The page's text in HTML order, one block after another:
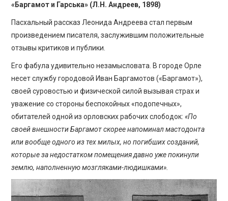
«Баргамот и Гарська» (Л.Н. Андреев, 1898)
Пасхальный рассказ Леонида Андреева стал первым
произведением писателя, заслужившим положительные
отзывы критиков и публики.
Его фабула удивительно незамысловата. В городе Орле
несет службу городовой Иван Баргамотов («Баргамот»),
своей суровостью и физической силой вызывая страх и
уважение со стороны беспокойных «подопечных»,
обитателей одной из орловских рабочих слободок:«По
своей внешности Баргамот скорее напоминал мастодонта
или вообще одного из тех милых, но погибших созданий,
которые за недостатком помещения давно уже покинули
землю, наполненную мозгляками-людишками».